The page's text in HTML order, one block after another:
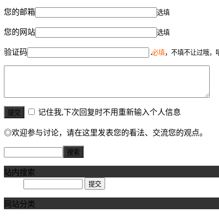
您的邮箱 选填
您的网站 选填
验证码 必填，不填不让过哦，
记住我,下次回复时不用重新输入个人信息
◎欢迎参与讨论，请在这里发表您的看法、交流您的观点。
站内搜索
网站分类